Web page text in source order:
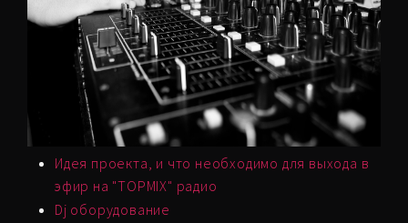
Идея проекта, и что необходимо для выхода в
эфир на "TOPMIX" радио
Dj оборудование